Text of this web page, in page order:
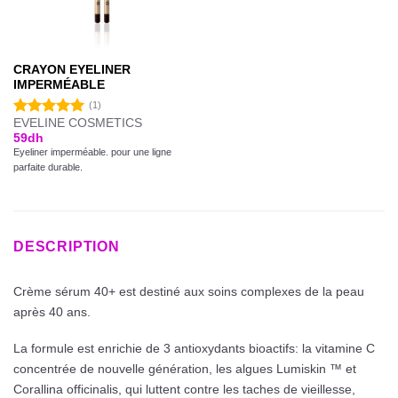
CRAYON EYELINER
IMPERMÉABLE
Note5.00
sur 5
(1)
EVELINE COSMETICS
59dh
Eyeliner imperméable. pour une ligne
parfaite durable.
DESCRIPTION
Crème sérum 40+ est destiné aux soins complexes de la peau
après 40 ans.
La formule est enrichie de 3 antioxydants bioactifs: la vitamine C
concentrée de nouvelle génération, les algues Lumiskin ™ et
Corallina officinalis, qui luttent contre les taches de vieillesse,